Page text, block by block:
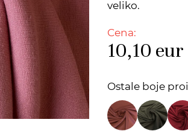
veliko.
Cena:
10,10 eur
Ostale boje